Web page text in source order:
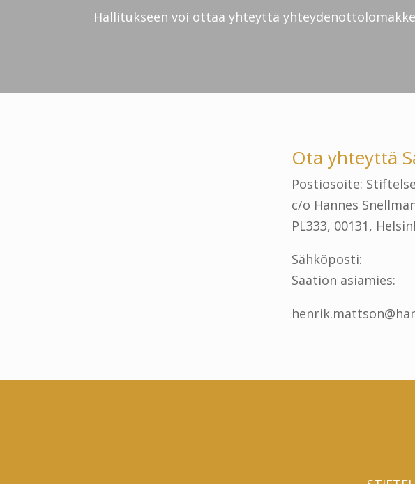
Hallitukseen voi ottaa yhteyttä
Ota yhteyttä
Postiosoite:
c/o Hannes
PL333, 00131,
Sähköposti:
Säätiön asiamies: